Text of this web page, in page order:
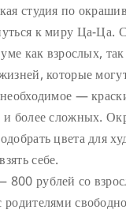
студия по
к миру Ца-Ца.
как взрослых,
которые
—
более сложных.
цвета для
себе.
рублей со